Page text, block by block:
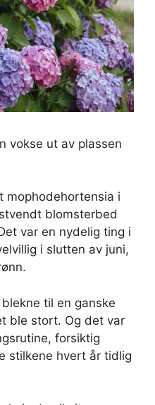
vokse ut av plassen
mophodehortensia i
blomsterbed
var en nydelig ting i
i slutten av juni,
til en ganske
ble stort. Og det var
forsiktig
stilkene hvert år tidlig